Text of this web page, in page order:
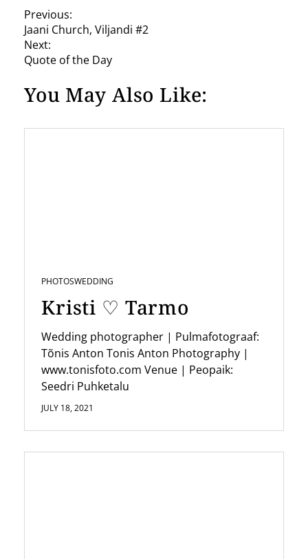
P
o
s
t
n
a
Previous:
Jaani Church, Viljandi #2
Next:
Quote of the Day
You May Also Like:
PHOTOSWEDDING
Kristi ♡ Tarmo
Wedding photographer | Pulmafotograaf:
Tõnis Anton Tonis Anton Photography |
www.tonisfoto.com Venue | Peopaik:
Seedri Puhketalu
JULY 18, 2021